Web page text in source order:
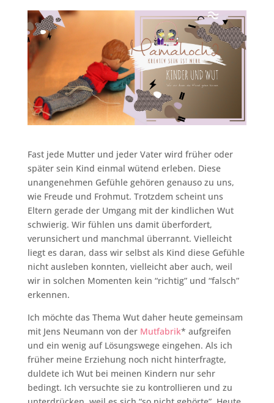
Fast jede Mutter und jeder Vater wird früher oder
später sein Kind einmal wütend erleben. Diese
unangenehmen Gefühle gehören genauso zu uns,
wie Freude und Frohmut. Trotzdem scheint uns
Eltern gerade der Umgang mit der kindlichen Wut
schwierig. Wir fühlen uns damit überfordert,
verunsichert und manchmal überrannt. Vielleicht
liegt es daran, dass wir selbst als Kind diese Gefühle
nicht ausleben konnten, vielleicht aber auch, weil
wir in solchen Momenten kein “richtig” und “falsch”
erkennen.
Ich möchte das Thema Wut daher heute gemeinsam
mit Jens Neumann von der Mutfabrik* aufgreifen
und ein wenig auf Lösungswege eingehen. Als ich
früher meine Erziehung noch nicht hinterfragte,
duldete ich Wut bei meinen Kindern nur sehr
bedingt. Ich versuchte sie zu kontrollieren und zu